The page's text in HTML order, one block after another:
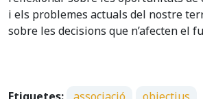
i els problemes actuals del nostre
sobre les decisions que n’afecten el